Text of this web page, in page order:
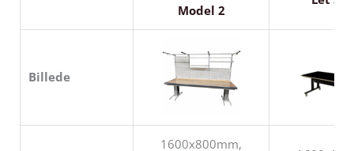
Model 2
Billede
1600x800mm,